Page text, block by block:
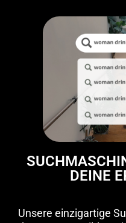
DEINE
Unsere einzigartige